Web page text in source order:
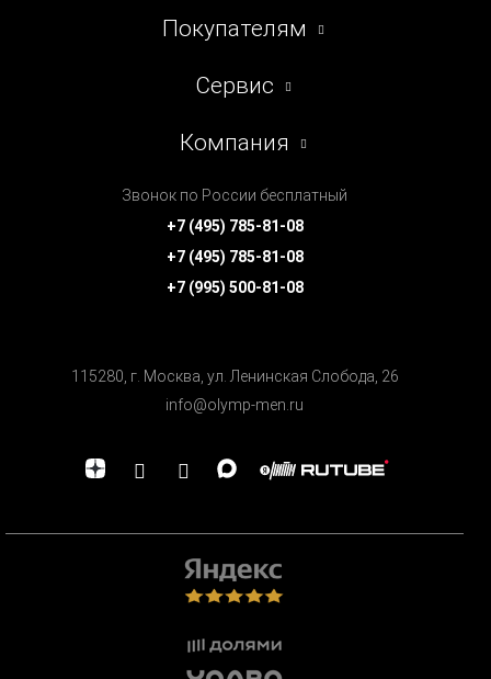
Покупателям
Сервис
Компания
Звонок по России бесплатный
+7 (495) 785-81-08
+7 (495) 785-81-08
+7 (995) 500-81-08
115280, г. Москва, ул. Ленинская Cлобода, 26
info@olymp-men.ru